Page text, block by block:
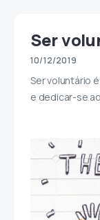
Ser
10/12/2019
Ser voluntário
e dedicar-se